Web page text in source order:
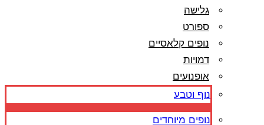
גלישה
ספורט
נופים קלאסיים
דמויות
אופנועים
נוף וטבע
נופים מיוחדים